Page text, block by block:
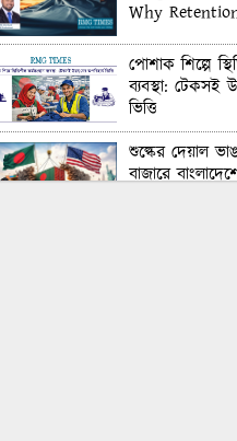
Why
পোশাক শিল্পে
ব্যবস্থা: টেকসই
ভিত্তি
শুল্কের দেয়াল
বাজারে